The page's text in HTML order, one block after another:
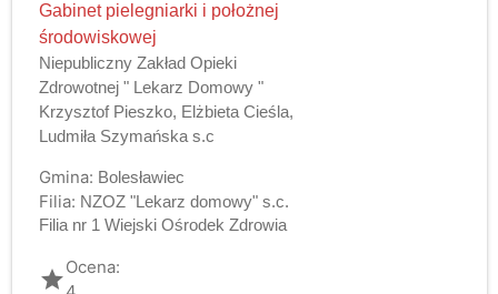
Gabinet pielegniarki i położnej
środowiskowej
Niepubliczny Zakład Opieki
Zdrowotnej " Lekarz Domowy "
Krzysztof Pieszko, Elżbieta Cieśla,
Ludmiła Szymańska s.c
Gmina: Bolesławiec
Filia: NZOZ "Lekarz domowy" s.c.
Filia nr 1 Wiejski Ośrodek Zdrowia
gradeOcena: